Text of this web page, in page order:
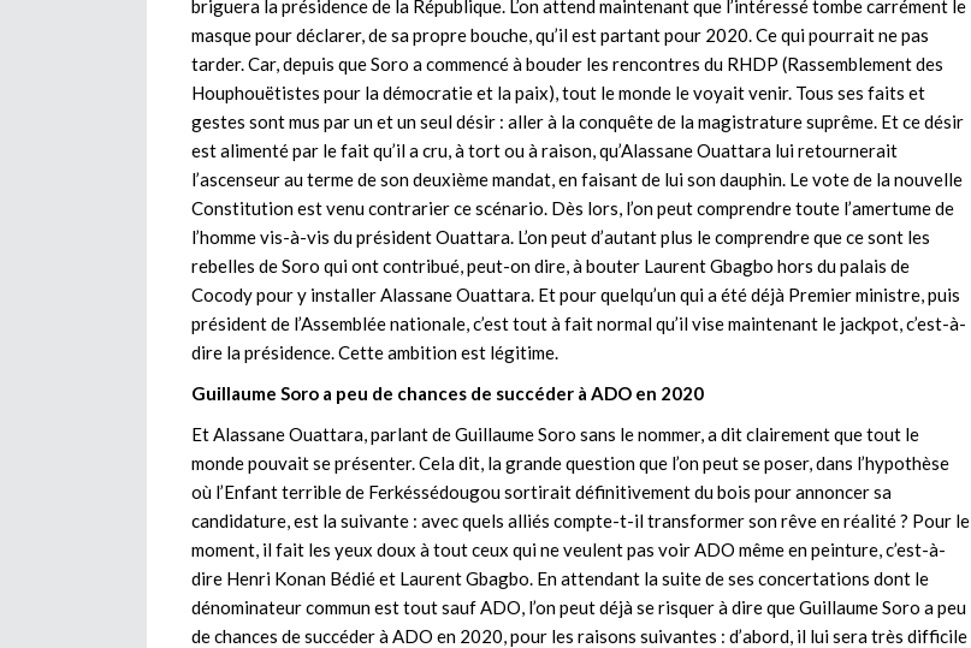
briguera la présidence de la République. L’on attend maintenant que l’intéressé tombe carrément le
masque pour déclarer, de sa propre bouche, qu’il est partant pour 2020. Ce qui pourrait ne pas
tarder. Car, depuis que Soro a commencé à bouder les rencontres du RHDP (Rassemblement des
Houphouëtistes pour la démocratie et la paix), tout le monde le voyait venir. Tous ses faits et
gestes sont mus par un et un seul désir : aller à la conquête de la magistrature suprême. Et ce désir
est alimenté par le fait qu’il a cru, à tort ou à raison, qu’Alassane Ouattara lui retournerait
l’ascenseur au terme de son deuxième mandat, en faisant de lui son dauphin. Le vote de la nouvelle
Constitution est venu contrarier ce scénario. Dès lors, l’on peut comprendre toute l’amertume de
l’homme vis-à-vis du président Ouattara. L’on peut d’autant plus le comprendre que ce sont les
rebelles de Soro qui ont contribué, peut-on dire, à bouter Laurent Gbagbo hors du palais de
Cocody pour y installer Alassane Ouattara. Et pour quelqu’un qui a été déjà Premier ministre, puis
président de l’Assemblée nationale, c’est tout à fait normal qu’il vise maintenant le jackpot, c’est-à-
dire la présidence. Cette ambition est légitime.
Guillaume Soro a peu de chances de succéder à ADO en 2020
Et Alassane Ouattara, parlant de Guillaume Soro sans le nommer, a dit clairement que tout le
monde pouvait se présenter. Cela dit, la grande question que l’on peut se poser, dans l’hypothèse
où l’Enfant terrible de Ferkéssédougou sortirait définitivement du bois pour annoncer sa
candidature, est la suivante : avec quels alliés compte-t-il transformer son rêve en réalité ? Pour le
moment, il fait les yeux doux à tout ceux qui ne veulent pas voir ADO même en peinture, c’est-à-
dire Henri Konan Bédié et Laurent Gbagbo. En attendant la suite de ses concertations dont le
dénominateur commun est tout sauf ADO, l’on peut déjà se risquer à dire que Guillaume Soro a peu
de chances de succéder à ADO en 2020, pour les raisons suivantes : d’abord, il lui sera très difficile